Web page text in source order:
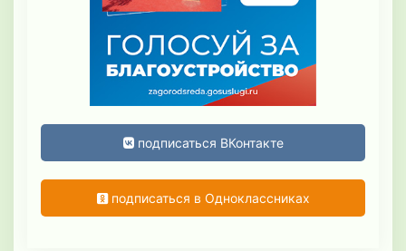
подписаться ВКонтакте
подписаться в Одноклассниках